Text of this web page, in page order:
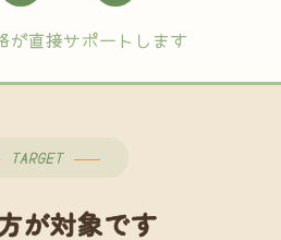
が直接サポートします
TARGET
が対象です